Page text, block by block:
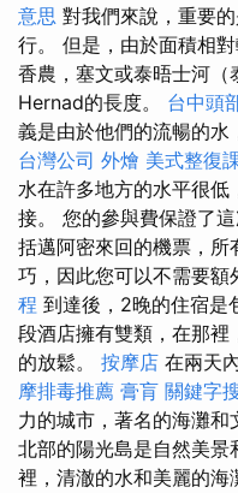
意思 對我們來說，重要
行。 但是，由於面積相
香農，塞文或泰晤士河
Hernad的長度。 台中頭
義是由於他們的流暢的水
台灣公司 外燴 美式整復
水在許多地方的水平很低
接。 您的參與費保證了
括邁阿密來回的機票，
巧，因此您可以不需要額
程 到達後，2晚的住宿是
段酒店擁有雙類，在那裡
的放鬆。 按摩店 在兩天
摩排毒推薦 膏肓 關鍵字
力的城市，著名的海灘和
北部的陽光島是自然美景
裡，清澈的水和美麗的海